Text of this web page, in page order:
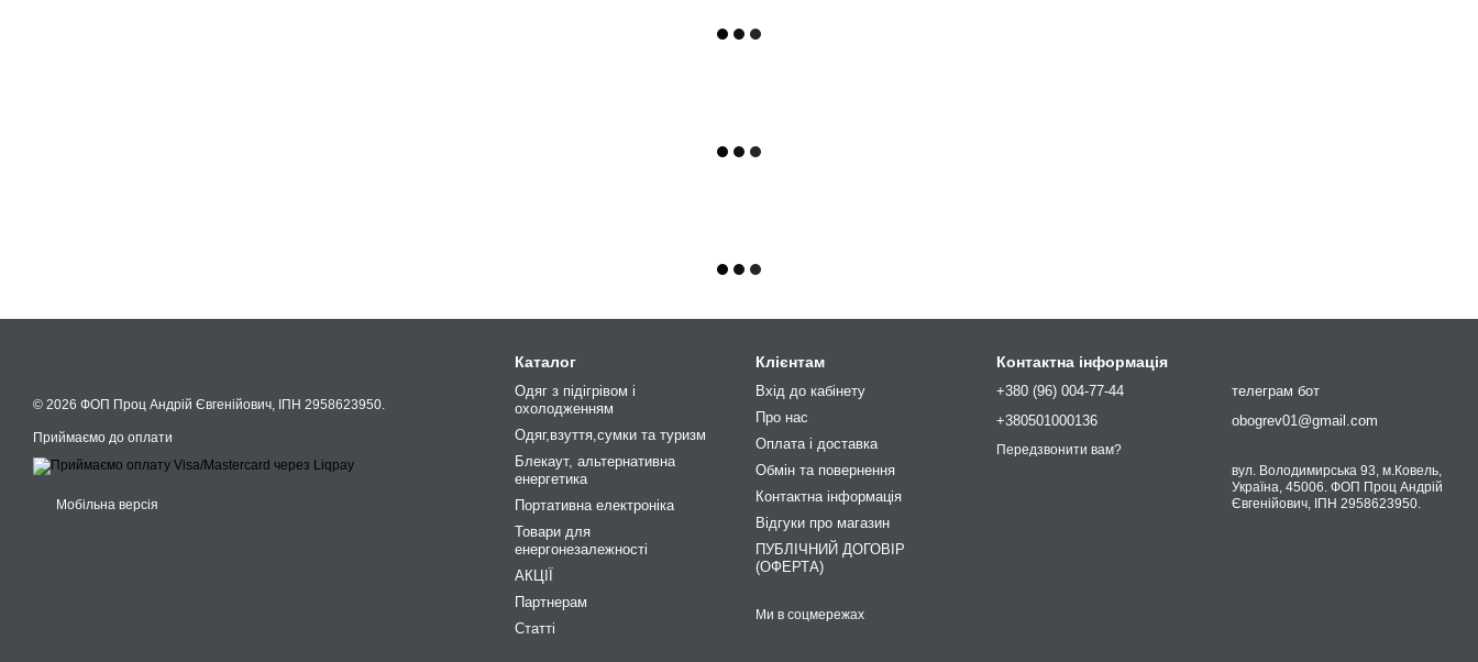
© 2026 ФОП Проц Андрій Євгенійович, ІПН 2958623950.
Приймаємо до оплати
Мобільна версія
Каталог
Одяг з підігрівом і
охолодженням
Одяг,взуття,сумки та туризм
Блекаут, альтернативна
енергетика
Портативна електроніка
Товари для
енергонезалежності
АКЦІЇ
Партнерам
Статті
Клієнтам
Вхід до кабінету
Про нас
Оплата і доставка
Обмін та повернення
Контактна інформація
Відгуки про магазин
ПУБЛІЧНИЙ ДОГОВІР
(ОФЕРТА)
Ми в соцмережах
Контактна інформація
+380 (96) 004-77-44
+380501000136
Передзвонити вам?
телеграм бот
obogrev01@gmail.com
вул. Володимирська 93, м.Ковель,
Україна, 45006. ФОП Проц Андрій
Євгенійович, ІПН 2958623950.